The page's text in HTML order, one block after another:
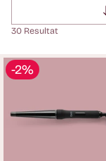
Justerbar
och önskat
hemma.
30 Resultat
-2%